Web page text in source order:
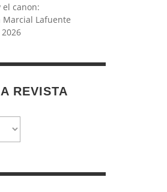
el canon:
Lafuente
REVISTA